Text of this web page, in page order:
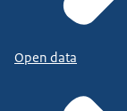
Open data